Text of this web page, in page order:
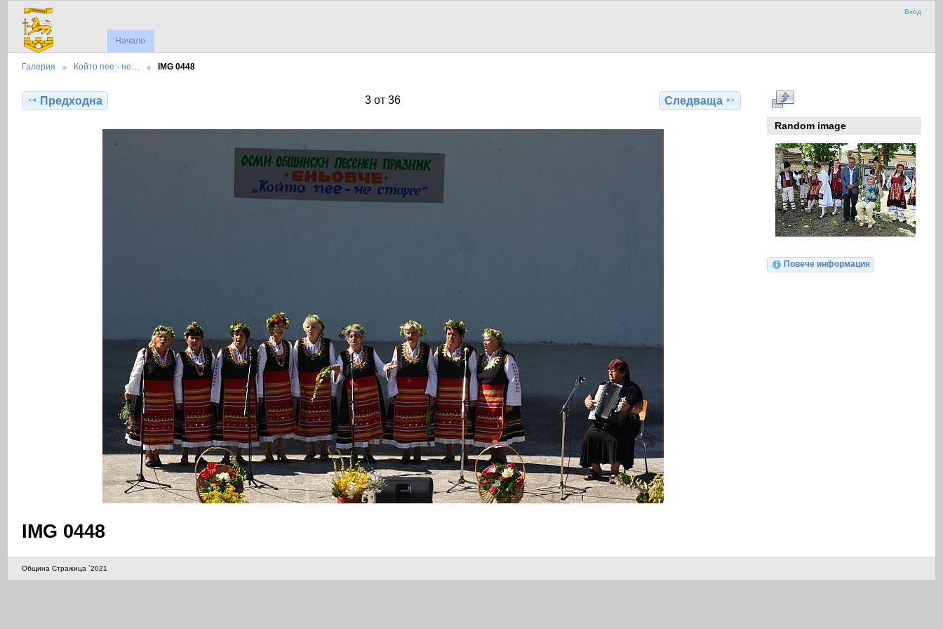
Вход
Начало
Галерия Който пее - не… IMG 0448
Предходна 3 от 36 Следваща
IMG 0448
Random image
Повече информация
Община Стражица `2021